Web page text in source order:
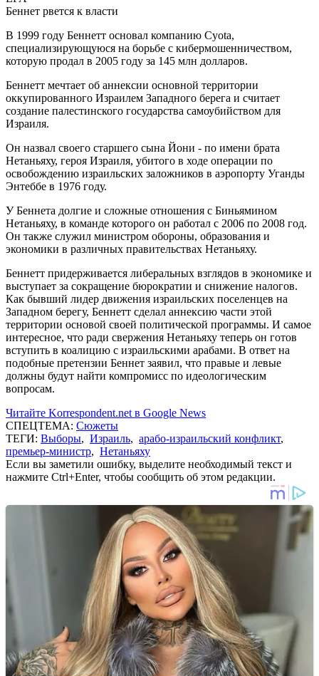
Беннет рвется к власти
В 1999 году Беннетт основал компанию Cyota,
специализирующуюся на борьбе с кибермошенничеством,
которую продал в 2005 году за 145 млн долларов.
Беннетт мечтает об аннексии основной территории
оккупированного Израилем Западного берега и считает
создание палестинского государства самоубийством для
Израиля.
Он назвал своего старшего сына Йони - по имени брата
Нетаньяху, героя Израиля, убитого в ходе операции по
освобождению израильских заложников в аэропорту Уганды
Энтеббе в 1976 году.
У Беннета долгие и сложные отношения с Биньямином
Нетаньяху, в команде которого он работал с 2006 по 2008 год.
Он также служил министром обороны, образования и
экономики в различных правительствах Нетаньяху.
Беннетт придерживается либеральных взглядов в экономике и
выступает за сокращение бюрократии и снижение налогов.
Как бывший лидер движения израильских поселенцев на
Западном берегу, Беннетт сделал аннексию части этой
территории основой своей политической программы. И самое
интересное, что ради свержения Нетаньяху теперь он готов
вступить в коалицию с израильскими арабами. В ответ на
подобные претензии Беннет заявил, что правые и левые
должны будут найти компромисс по идеологическим
вопросам.
Читайте Korrespondent.net в Google News
СПЕЦТЕМА: Сюжеты
ТЕГИ: Выборы, Израиль, арабо-израильский конфликт,
премьер-министр, Нетаньяху
Если вы заметили ошибку, выделите необходимый текст и
нажмите Ctrl+Enter, чтобы сообщить об этом редакции.